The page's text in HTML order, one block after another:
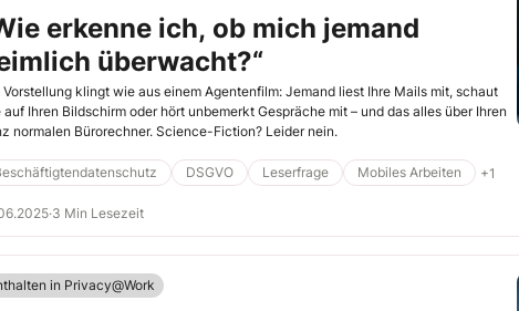
erkenne ich, ob mich jemand
überwacht?“
Vorstellung klingt wie aus einem Agentenfilm: Jemand liest Ihre Mails mit, schaut
auf Ihren Bildschirm oder hört unbemerkt Gespräche mit – und das alles über Ihren
normalen Bürorechner. Science-Fiction? Leider nein.
DSGVO Leserfrage Mobiles Arbeiten +1
·3 Min Lesezeit
in Privacy@Work